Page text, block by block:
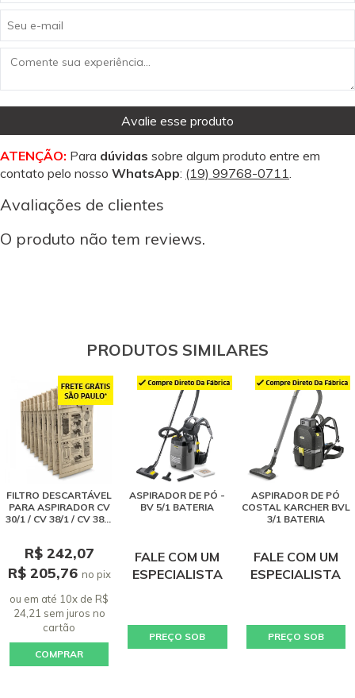
Avalie esse produto
ATENÇÃO: Para dúvidas sobre algum produto entre em
contato pelo nosso WhatsApp: (19) 99768-0711
Avaliações de clientes
O produto não tem reviews.
PRODUTOS SIMILARES
FILTRO DESCARTÁVEL
PARA ASPIRADOR CV
30/1 / CV 38/1 / CV 38/2
R$ 242,07
R$ 205,76 no pix
ou em até 10x de R$
24,21 sem juros no
cartão
COMPRAR
ASPIRADOR DE PÓ -
BV 5/1 BATERIA
FALE COM UM
ESPECIALISTA
PREÇO SOB
ASPIRADOR DE PÓ
COSTAL KARCHER BVL
3/1 BATERIA
FALE COM UM
ESPECIALISTA
PREÇO SOB